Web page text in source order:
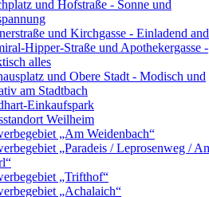
und Hofstraße - Sonne und
und Kirchgasse - Einladend
Hipper-Straße und Apothekergasse -
alles
und Obere Stadt - Modisch und
am Stadtbach
Einkaufspark
Weilheim
„Am Weidenbach“
„Paradeis / Leprosenweg /
„Trifthof“
„Achalaich“